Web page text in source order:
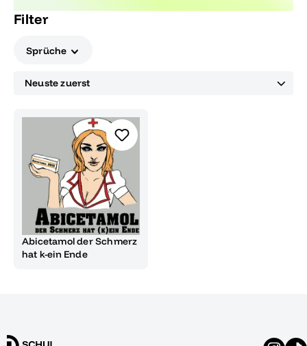
dein Lieblingsmotiv, das den aktuellen Trends entspricht.
Filter
Sprüche
Abicetamol der Schmerz
hat k-ein Ende